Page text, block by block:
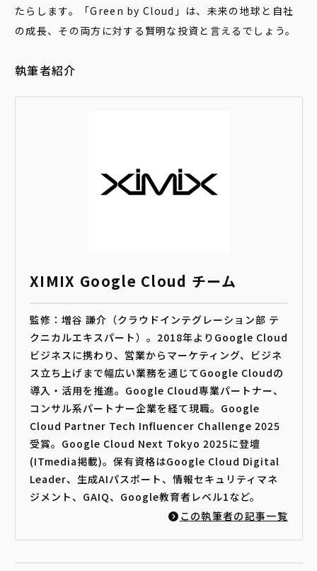
たらします。「Green by Cloud」は、未来の地球と自社
の成長、その両方に対する賢明な投資と言えるでしょう。
執筆者紹介
XIMIX Google Cloud チーム
監修：増谷 謙介（クラウドインテグレーション部 テ
クニカルエキスパート）。2018年よりGoogle Cloud
ビジネスに携わり、営業からマーケティング、ビジネ
ス立ち上げまで幅広い業務を通じてGoogle Cloudの
導入・活用を推進。Google Cloud専業パートナー、
コンサル系パートナー企業を経て現職。Google
Cloud Partner Tech Influencer Challenge 2025
受賞。Google Cloud Next Tokyo 2025に登壇
(ITmedia掲載)。保有資格はGoogle Cloud Digital
Leader、生成AIパスポート、情報セキュリティマネ
ジメント、GAIQ、Google教育者レベル1など。
この執筆者の記事一覧